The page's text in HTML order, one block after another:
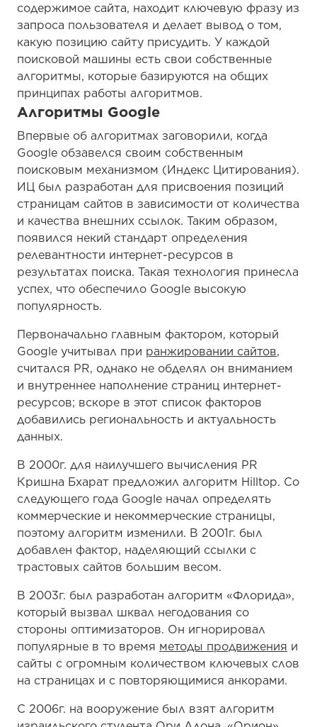
содержимое сайта, находит ключевую фразу из
запроса пользователя и делает вывод о том,
какую позицию сайту присудить. У каждой
поисковой машины есть свои собственные
алгоритмы, которые базируются на общих
принципах работы алгоритмов.
Алгоритмы Google
Впервые об алгоритмах заговорили, когда
Google обзавелся своим собственным
поисковым механизмом (Индекс Цитирования).
ИЦ был разработан для присвоения позиций
страницам сайтов в зависимости от количества
и качества внешних ссылок. Таким образом,
появился некий стандарт определения
релевантности интернет-ресурсов в
результатах поиска. Такая технология принесла
успех, что обеспечило Google высокую
популярность.
Первоначально главным фактором, который
Google учитывал при ранжировании сайтов,
считался PR, однако не обделял он вниманием
и внутреннее наполнение страниц интернет-
ресурсов; вскоре в этот список факторов
добавились региональность и актуальность
данных.
В 2000г. для наилучшего вычисления PR
Кришна Бхарат предложил алгоритм Hilltop. Со
следующего года Google начал определять
коммерческие и некоммерческие страницы,
поэтому алгоритм изменили. В 2001г. был
добавлен фактор, наделяющий ссылки с
трастовых сайтов большим весом.
В 2003г. был разработан алгоритм «Флорида»,
который вызвал шквал негодования со
стороны оптимизаторов. Он игнорировал
популярные в то время методы продвижения и
сайты с огромным количеством ключевых слов
на страницах и с повторяющимися анкорами.
С 2006г. на вооружение был взят алгоритм